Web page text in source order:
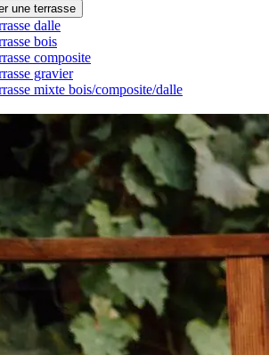
une terrasse
dalle
bois
composite
gravier
mixte bois/composite/dalle